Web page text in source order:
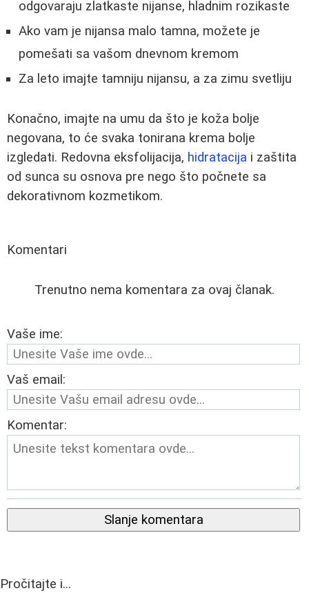
odgovaraju zlatkaste nijanse, hladnim rozikaste
Ako vam je nijansa malo tamna, možete je
pomešati sa vašom dnevnom kremom
Za leto imajte tamniju nijansu, a za zimu svetliju
Konačno, imajte na umu da što je koža bolje
negovana, to će svaka tonirana krema bolje
izgledati. Redovna eksfolijacija, hidratacija i zaštita
od sunca su osnova pre nego što počnete sa
dekorativnom kozmetikom.
Komentari
Trenutno nema komentara za ovaj članak.
Vaše ime:
Vaš email:
Komentar:
Slanje komentara
Pročitajte i...